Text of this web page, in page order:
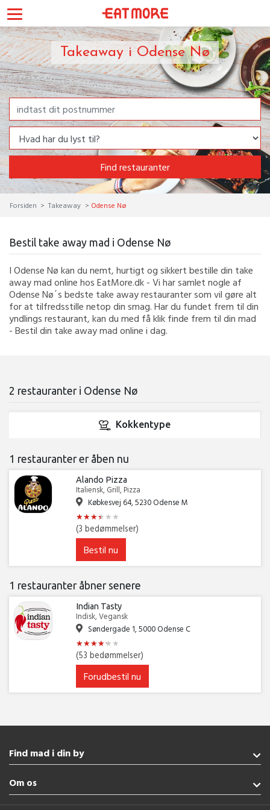
Takeaway i Odense Nø
Find restauranter
Forsiden Takeaway Odense Nø
Bestil take away mad i Odense Nø
I Odense Nø kan du nemt, hurtigt og sikkert bestille din take
away mad online hos EatMore.dk - Vi har samlet nogle af
Odense Nø´s bedste take away restauranter som vil gøre alt
for at tilfredsstille netop din smag. Har du fundet frem til din
yndlings restaurant, kan du med få klik finde frem til din mad
- Bestil din take away mad online i dag.
2 restauranter i Odense Nø
Kokkentype
1 restauranter er åben nu
Alando Pizza
Italiensk, Grill, Pizza
Købkesvej 64, 5230 Odense M
★★★★★★
★★★★★★
(3 bedømmelser)
Bestil nu
1 restauranter åbner senere
Indian Tasty
Indisk, Vegansk
Søndergade 1, 5000 Odense C
★★★★★★
★★★★★★
(53 bedømmelser)
Forudbestil nu
Find mad i din by
Gråsten
Esbjerg
Sønderborg
Om os